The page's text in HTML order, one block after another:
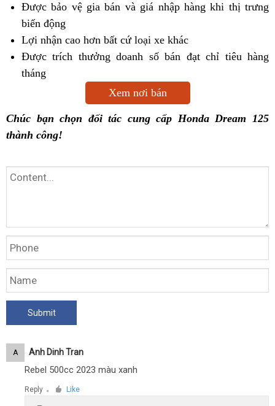
Được bảo vệ gia bán và giá nhập hàng khi thị trưng
biến động
Lợi nhận cao hơn bất cứ loại xe khác
Được trích thưởng doanh số bán đạt chỉ tiêu hàng
tháng
Xem nơi bán
Chúc bạn chọn đối tác cung cấp Honda Dream 125
thành công!
A Anh Dinh Tran
Rebel 500cc 2023 màu xanh
Reply ● Like